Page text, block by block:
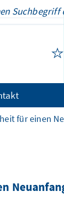
für einen